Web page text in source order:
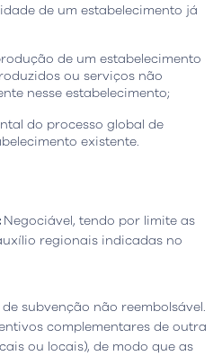
de um estabelecimento já
de um estabelecimento
ou serviços não
nesse estabelecimento;
do processo global de
existente.
Negociável, tendo por limite as
regionais indicadas no
subvenção não reembolsável.
complementares de outra
ou locais), de modo que as